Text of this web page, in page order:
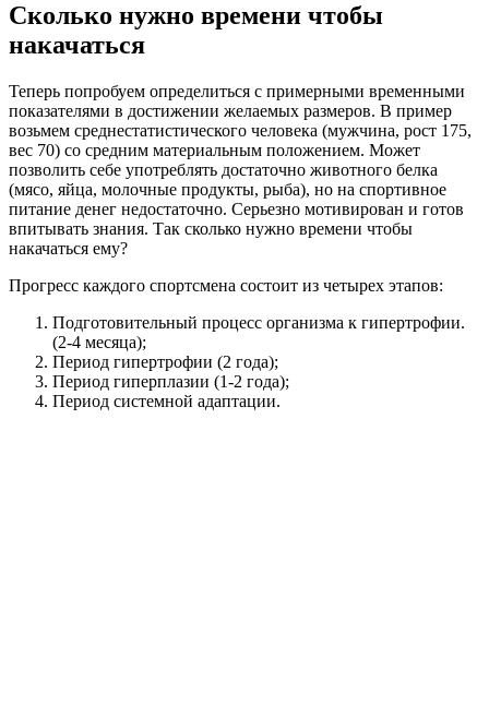
Сколько нужно времени чтобы
накачаться
Теперь попробуем определиться с примерными временными
показателями в достижении желаемых размеров. В пример
возьмем среднестатистического человека (мужчина, рост 175,
вес 70) со средним материальным положением. Может
позволить себе употреблять достаточно животного белка
(мясо, яйца, молочные продукты, рыба), но на спортивное
питание денег недостаточно. Серьезно мотивирован и готов
впитывать знания. Так сколько нужно времени чтобы
накачаться ему?
Прогресс каждого спортсмена состоит из четырех этапов:
Подготовительный процесс организма к гипертрофии.
(2-4 месяца);
Период гипертрофии (2 года);
Период гиперплазии (1-2 года);
Период системной адаптации.